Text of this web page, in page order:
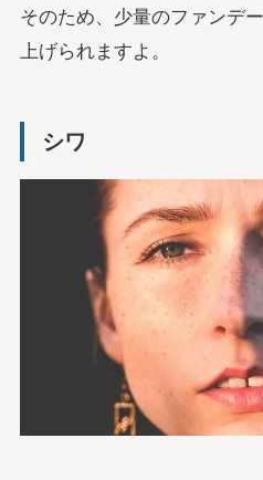
そのため、少量のファンデ
上げられますよ。
シワ